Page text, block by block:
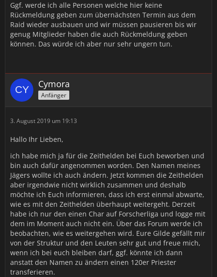
Ggf. werde ich alle Personen welche hier keine
Rückmeldung geben zum übernächsten Termin aus dem
Raid wieder ausbauen und wir müssen pausieren bis wir
genug Mitglieder haben die auch Rückmeldung geben
können. Das würde ich aber nur sehr ungern tun.
Cymora
Anfänger
3. August 2019 um 19:13
Hallo Ihr Lieben,
ich habe mich ja für die Zeithelden bei Euch beworben und
bin auch dafür angenommen worden. Den Namen meines
Jägers wollte ich auch ändern. Jetzt kommen die Zeithelden
aber irgendwie nicht wirklich zusammen und deshalb
möchte ich Euch informieren, dass ich erst einmal abwarte,
wie es mit den Zeithelden überhaupt weitergeht. Derzeit
habe ich nur den einen Char auf Forscherliga und logge mit
dem im Moment auch nicht ein. Über das Forum werde ich
beobachten, wie es weitergehen wird. Eure Gilde gefällt mir
von der Struktur und den Leuten sehr gut und freue mich,
wenn ich bei euch bleiben darf, ggf. könnte ich dann
anstatt den Namen zu ändern einen 120er Priester
transferieren.